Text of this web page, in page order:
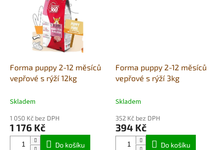
Forma puppy 2-12 měsíců
vepřové s rýží 12kg
Skladem
1 050 Kč bez DPH
1 176 Kč
Do košíku
Forma puppy 2-12 měsíců
vepřové s rýží 3kg
Skladem
352 Kč bez DPH
394 Kč
Do košíku